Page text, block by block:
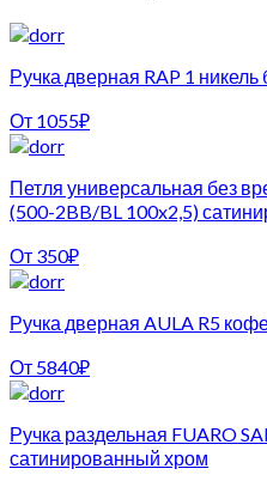
Ручка дверная RAP 1
От 1055₽
Петля универсальная без
(500-2BB/BL 100x2,5)
От 350₽
Ручка дверная AULA R5
От 5840₽
Ручка раздельная FUARO
сатинированный хром